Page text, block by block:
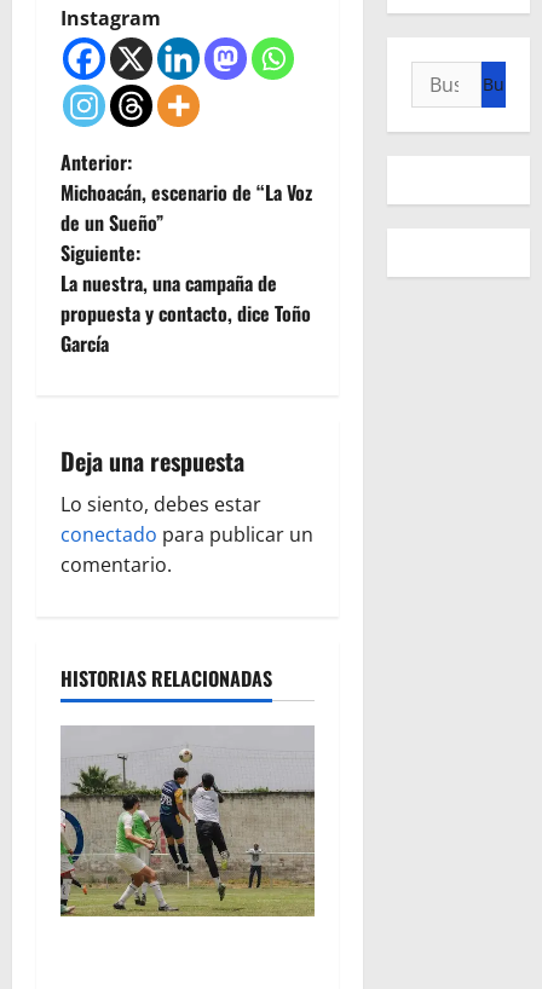
Instagram
N
a
v
e
c
i
ó
d
e
e
n
t
r
Anterior:
Michoacán, escenario de “La Voz
de un Sueño”
Siguiente:
La nuestra, una campaña de
propuesta y contacto, dice Toño
García
Deja una respuesta
Lo siento, debes estar
conectado para publicar un
comentario.
HISTORIAS RELACIONADAS
Buscar: